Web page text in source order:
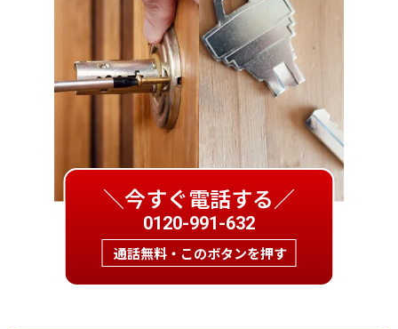
＼今すぐ電話する／
0120-991-632
通話無料・このボタンを押す